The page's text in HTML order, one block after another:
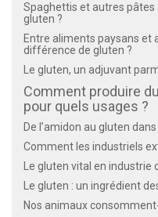
Spaghettis et autres
gluten ?
Entre aliments paysans et
différence de gluten ?
Le gluten, un adjuvant
Comment produire
pour quels usages ?
De l’amidon au gluten
Comment les industriels
Le gluten vital en industrie
Le gluten : un ingrédient
Nos animaux